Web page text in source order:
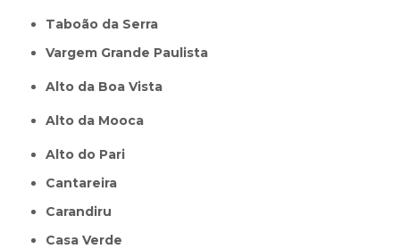
Taboão da Serra
Vargem Grande Paulista
Alto da Boa Vista
Alto da Mooca
Alto do Pari
Cantareira
Carandiru
Casa Verde